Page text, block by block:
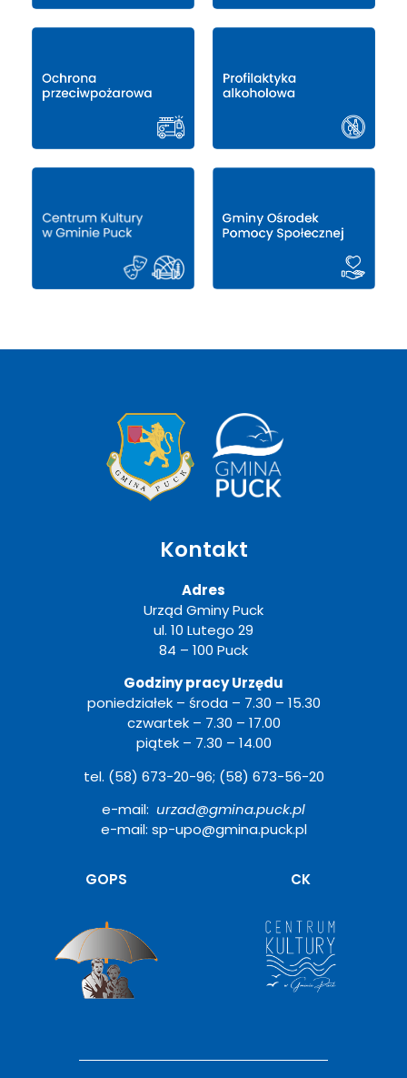
Kontakt
Adres
Urząd Gminy Puck
ul. 10 Lutego 29
84 – 100 Puck
Godziny pracy Urzędu
poniedziałek – środa – 7.30 – 15.30
czwartek – 7.30 – 17.00
piątek – 7.30 – 14.00
tel. (58) 673-20-96; (58) 673-56-20
e-mail: urzad@gmina.puck.pl
e-mail: sp-upo@gmina.puck.pl
GOPS CK